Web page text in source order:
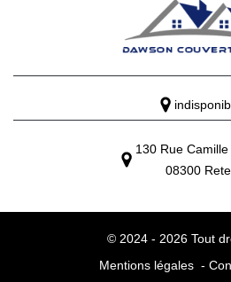
130 Rue
08300
© 2024 - 2026 Tout
Mentions légales -